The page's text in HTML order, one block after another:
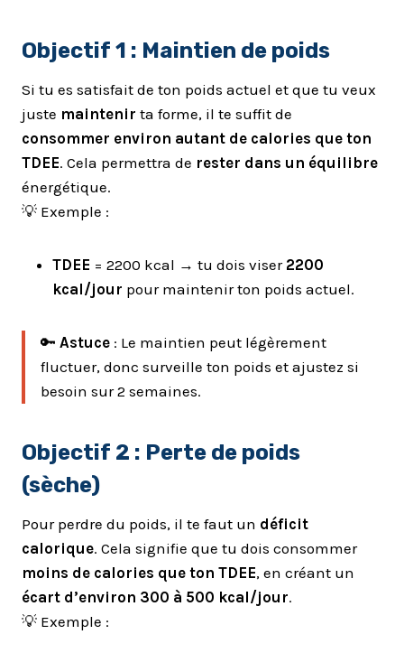
Objectif 1 : Maintien de poids
Si tu es satisfait de ton poids actuel et que tu veux
juste maintenir ta forme, il te suffit de
consommer environ autant de calories que ton
TDEE. Cela permettra de rester dans un équilibre
énergétique.
💡 Exemple :
TDEE = 2200 kcal → tu dois viser 2200
kcal/jour pour maintenir ton poids actuel.
🔑 Astuce : Le maintien peut légèrement
fluctuer, donc surveille ton poids et ajustez si
besoin sur 2 semaines.
Objectif 2 : Perte de poids
(sèche)
Pour perdre du poids, il te faut un déficit
calorique. Cela signifie que tu dois consommer
moins de calories que ton TDEE, en créant un
écart d’environ 300 à 500 kcal/jour.
💡 Exemple :